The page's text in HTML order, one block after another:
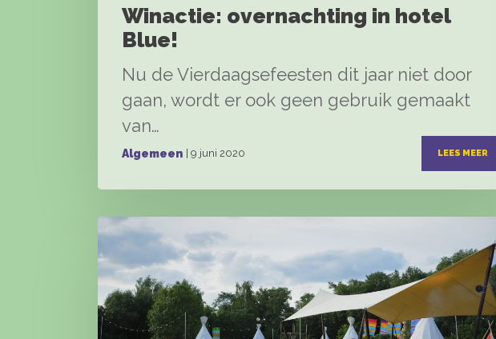
Winactie: overnachting in hotel
Blue!
Nu de Vierdaagsefeesten dit jaar niet door
gaan, wordt er ook geen gebruik gemaakt
van…
Algemeen | 9 juni 2020 LEES MEER